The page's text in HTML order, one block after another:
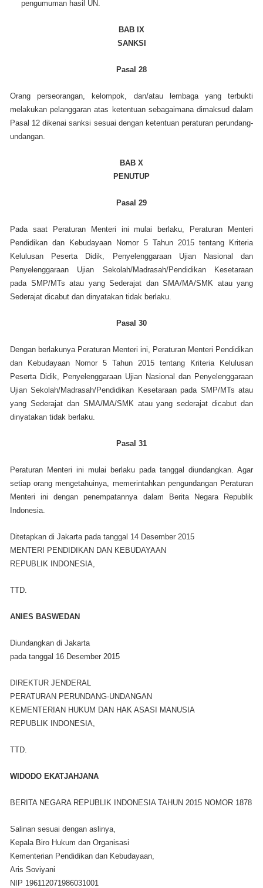
pengumuman hasil UN.
BAB IX
SANKSI
Pasal 28
Orang perseorangan, kelompok, dan/atau lembaga yang terbukti
melakukan pelanggaran atas ketentuan sebagaimana dimaksud dalam
Pasal 12 dikenai sanksi sesuai dengan ketentuan peraturan perundang-
undangan.
BAB X
PENUTUP
Pasal 29
Pada saat Peraturan Menteri ini mulai berlaku, Peraturan Menteri
Pendidikan dan Kebudayaan Nomor 5 Tahun 2015 tentang Kriteria
Kelulusan Peserta Didik, Penyelenggaraan Ujian Nasional dan
Penyelenggaraan Ujian Sekolah/Madrasah/Pendidikan Kesetaraan
pada SMP/MTs atau yang Sederajat dan SMA/MA/SMK atau yang
Sederajat dicabut dan dinyatakan tidak berlaku.
Pasal 30
Dengan berlakunya Peraturan Menteri ini, Peraturan Menteri Pendidikan
dan Kebudayaan Nomor 5 Tahun 2015 tentang Kriteria Kelulusan
Peserta Didik, Penyelenggaraan Ujian Nasional dan Penyelenggaraan
Ujian Sekolah/Madrasah/Pendidikan Kesetaraan pada SMP/MTs atau
yang Sederajat dan SMA/MA/SMK atau yang sederajat dicabut dan
dinyatakan tidak berlaku.
Pasal 31
Peraturan Menteri ini mulai berlaku pada tanggal diundangkan. Agar
setiap orang mengetahuinya, memerintahkan pengundangan Peraturan
Menteri ini dengan penempatannya dalam Berita Negara Republik
Indonesia.
Ditetapkan di Jakarta pada tanggal 14 Desember 2015
MENTERI PENDIDIKAN DAN KEBUDAYAAN
REPUBLIK INDONESIA,
TTD.
ANIES BASWEDAN
Diundangkan di Jakarta
pada tanggal 16 Desember 2015
DIREKTUR JENDERAL
PERATURAN PERUNDANG-UNDANGAN
KEMENTERIAN HUKUM DAN HAK ASASI MANUSIA
REPUBLIK INDONESIA,
TTD.
WIDODO EKATJAHJANA
BERITA NEGARA REPUBLIK INDONESIA TAHUN 2015 NOMOR 1878
Salinan sesuai dengan aslinya,
Kepala Biro Hukum dan Organisasi
Kementerian Pendidikan dan Kebudayaan,
Aris Soviyani
NIP 196112071986031001